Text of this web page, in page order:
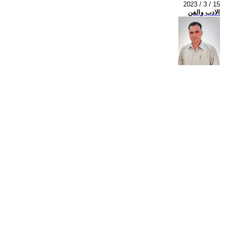
2023 / 3 / 15
الادب والفن